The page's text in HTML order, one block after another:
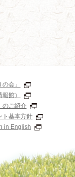
会」
館）
のご紹介
ト基本方針
in English